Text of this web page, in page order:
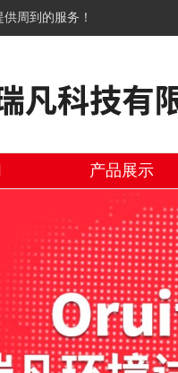
周到的服务！
产品展示